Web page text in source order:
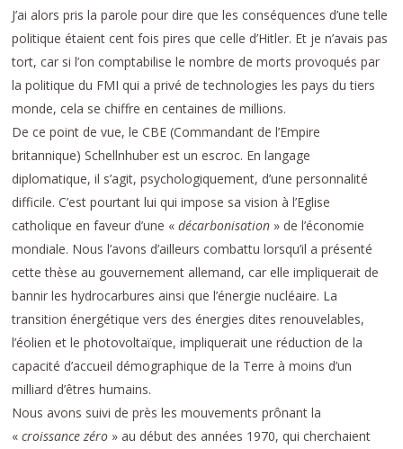
J’ai alors pris la parole pour dire que les conséquences d’une telle
politique étaient cent fois pires que celle d’Hitler. Et je n’avais pas
tort, car si l’on comptabilise le nombre de morts provoqués par
la politique du FMI qui a privé de technologies les pays du tiers
monde, cela se chiffre en centaines de millions.
De ce point de vue, le CBE (Commandant de l’Empire
britannique) Schellnhuber est un escroc. En langage
diplomatique, il s’agit, psychologiquement, d’une personnalité
difficile. C’est pourtant lui qui impose sa vision à l’Eglise
catholique en faveur d’une «décarbonisation » de l’économie
mondiale. Nous l’avons d’ailleurs combattu lorsqu’il a présenté
cette thèse au gouvernement allemand, car elle impliquerait de
bannir les hydrocarbures ainsi que l’énergie nucléaire. La
transition énergétique vers des énergies dites renouvelables,
l’éolien et le photovoltaïque, impliquerait une réduction de la
capacité d’accueil démographique de la Terre à moins d’un
milliard d’êtres humains.
Nous avons suivi de près les mouvements prônant la
«croissance zéro » au début des années 1970, qui cherchaient